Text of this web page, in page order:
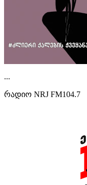
...
რადიო NRJ FM104.7